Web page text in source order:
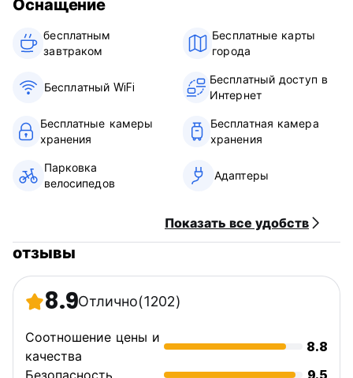
оживленном городе, место для встреч с попутчиками,
путешествие. До скорой встречи! (Auto-translated from
original language)
Оснащение
бесплатным
завтраком‎
Бесплатные карты
города
Бесплатный WiFi
Бесплатный доступ в
Интернет
Бесплатные камеры
хранения
Бесплатная камера
хранения
Парковка
велосипедов
Адаптеры
Показать все удобств
отзывы
8.9Отлично(1202)
Соотношение цены и
качества
8.8
Безопасность
9.5